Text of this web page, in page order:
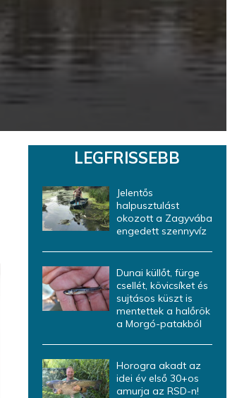
LEGFRISSEBB
Jelentős
halpusztulást
okozott a Zagyvába
engedett szennyvíz
Dunai küllőt, fürge
csellét, kövicsíket és
sujtásos küszt is
mentettek a halőrök
a Morgó-patakból
Horogra akadt az
idei év első 30+os
amurja az RSD-n!